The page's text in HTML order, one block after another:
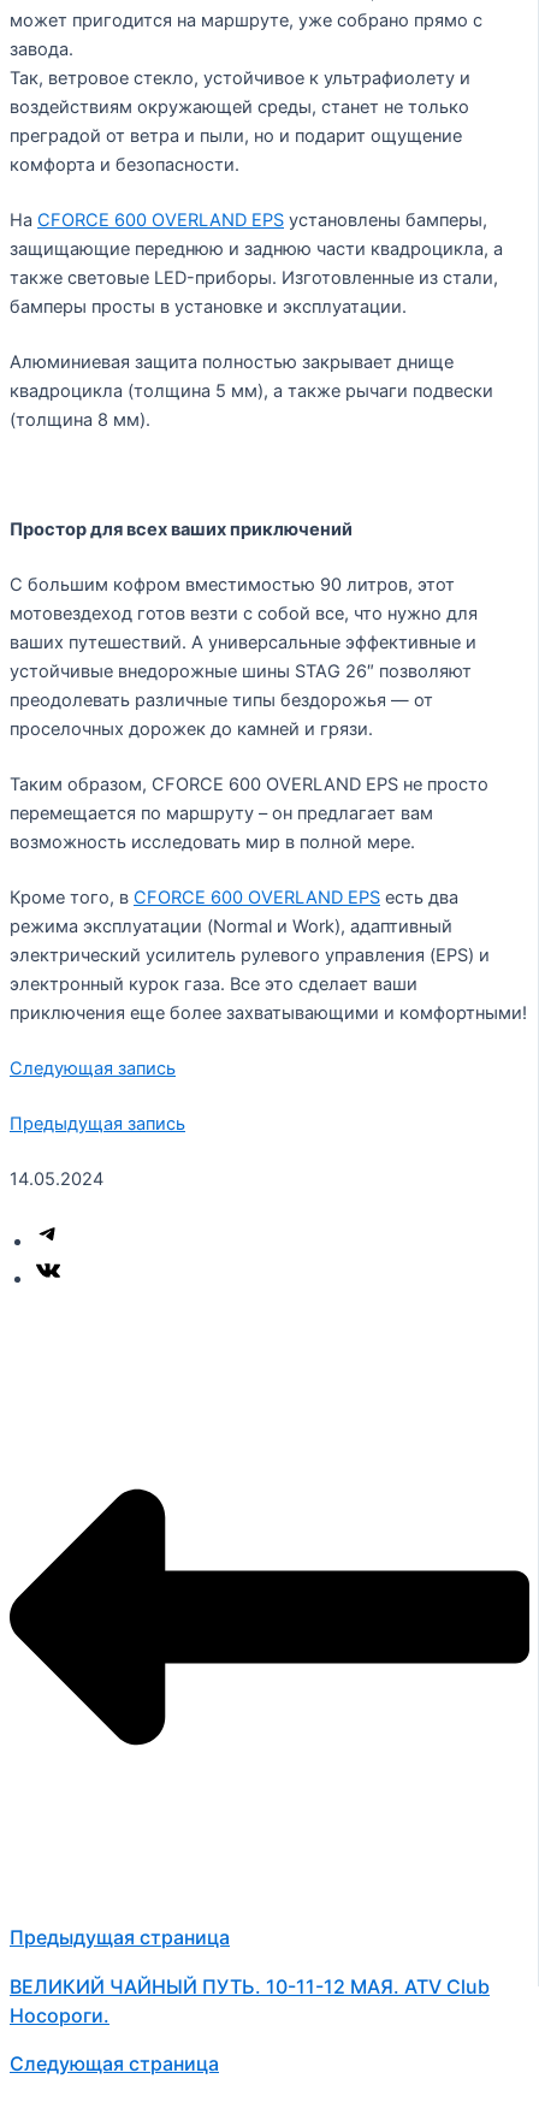
может пригодится на маршруте, уже собрано прямо с
завода.
Так, ветровое стекло, устойчивое к ультрафиолету и
воздействиям окружающей среды, станет не только
преградой от ветра и пыли, но и подарит ощущение
комфорта и безопасности.
На CFORCE 600 OVERLAND EPS установлены бамперы,
защищающие переднюю и заднюю части квадроцикла, а
также световые LED-приборы. Изготовленные из стали,
бамперы просты в установке и эксплуатации.
Алюминиевая защита полностью закрывает днище
квадроцикла (толщина 5 мм), а также рычаги подвески
(толщина 8 мм).
Простор для всех ваших приключений
С большим кофром вместимостью 90 литров, этот
мотовездеход готов везти с собой все, что нужно для
ваших путешествий. А универсальные эффективные и
устойчивые внедорожные шины STAG 26″ позволяют
преодолевать различные типы бездорожья — от
проселочных дорожек до камней и грязи.
Таким образом, CFORCE 600 OVERLAND EPS не просто
перемещается по маршруту – он предлагает вам
возможность исследовать мир в полной мере.
Кроме того, в CFORCE 600 OVERLAND EPS есть два
режима эксплуатации (Normal и Work), адаптивный
электрический усилитель рулевого управления (EPS) и
электронный курок газа. Все это сделает ваши
приключения еще более захватывающими и комфортными!
Следующая запись
Предыдущая запись
14.05.2024
Предыдущая страница
ВЕЛИКИЙ ЧАЙНЫЙ ПУТЬ. 10-11-12 МАЯ. ATV Club
Носороги.
Следующая страница